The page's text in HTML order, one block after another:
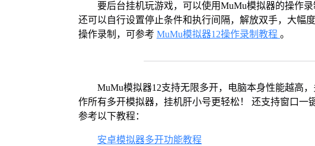
要后台挂机玩游戏，可以使用MuMu模拟器的操作
还可以自行设置停止条件和执行间隔，解放双手，大幅
操作录制，可参考 MuMu模拟器12操作录制教程 。
MuMu模拟器12支持无限多开，电脑本身性能越高
作所有多开模拟器，挂机肝小号更轻松！ 还支持窗口一
参考以下教程：
安卓模拟器多开功能教程